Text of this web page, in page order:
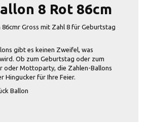
8 Rot 86cm
86cmr Gross mit Zahl 8 für Geburtstag
gibt es keinen Zweifel, was
Ob zum Geburtstag oder zum
oder Mottoparty, die Zahlen-Ballons
Hingucker für Ihre Feier.
Ballon